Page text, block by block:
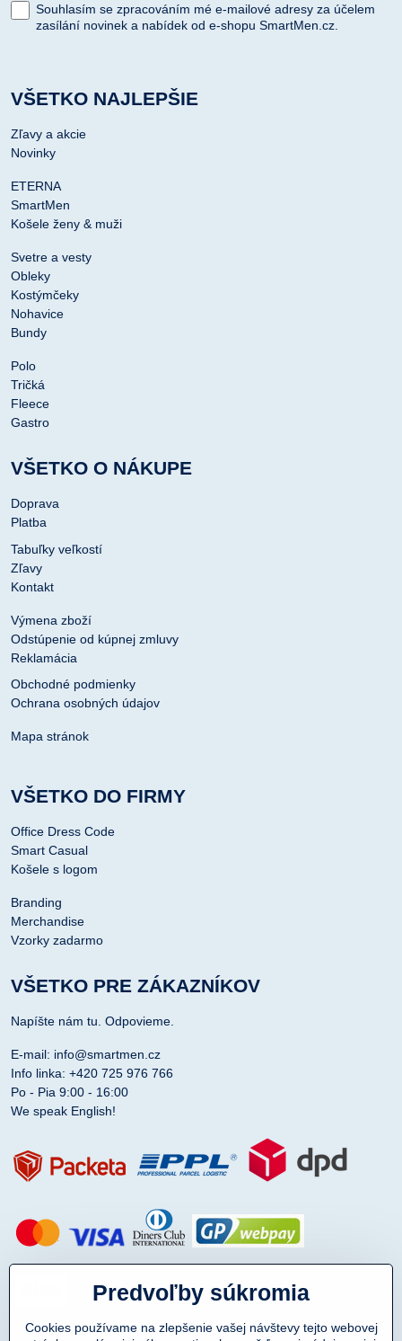
Souhlasím se zpracováním mé e-mailové adresy za účelem
zasílání novinek a nabídek od e-shopu SmartMen.cz.
VŠETKO NAJLEPŠIE
Zľavy a akcie
Novinky
ETERNA
SmartMen
Košele ženy & muži
Svetre a vesty
Obleky
Kostýmčeky
Nohavice
Bundy
Polo
Tričká
Fleece
Gastro
VŠETKO O NÁKUPE
Doprava
Platba
Tabuľky veľkostí
Zľavy
Kontakt
Výmena zboží
Odstúpenie od kúpnej zmluvy
Reklamácia
Obchodné podmienky
Ochrana osobných údajov
Mapa stránok
VŠETKO DO FIRMY
Office Dress Code
Smart Casual
Košele s logom
Branding
Merchandise
Vzorky zadarmo
VŠETKO PRE ZÁKAZNÍKOV
Napíšte nám tu. Odpovieme.
E-mail: info@smartmen.cz
Info linka: +420 725 976 766
Po - Pia 9:00 - 16:00
We speak English!
Predvoľby súkromia
Cookies používame na zlepšenie vašej návštevy tejto webovej